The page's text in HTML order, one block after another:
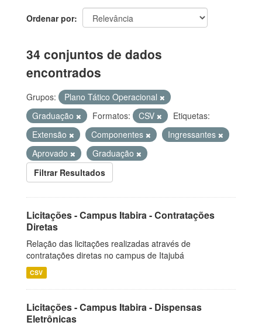
Ordenar por
34 conjuntos de dados
encontrados
Grupos:
Plano Tático Operacional
Graduação
Formatos: CSV
Etiquetas:
Extensão
Componentes
Ingressantes
Aprovado
Graduação
Filtrar Resultados
Licitações - Campus Itabira - Contratações
Diretas
Relação das licitações realizadas através de
contratações diretas no campus de Itajubá
CSV
Licitações - Campus Itabira - Dispensas
Eletrônicas